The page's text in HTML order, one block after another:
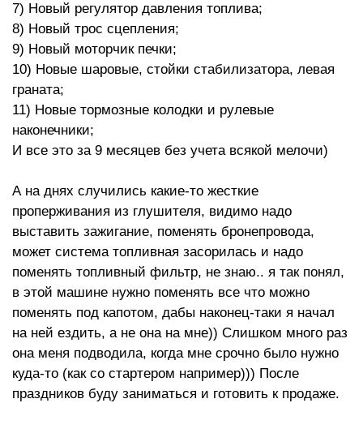
7) Новый регулятор давления топлива;
8) Новый трос сцепления;
9) Новый моторчик печки;
10) Новые шаровые, стойки стабилизатора, левая
граната;
11) Новые тормозные колодки и рулевые
наконечники;
И все это за 9 месяцев без учета всякой мелочи)
А на днях случились какие-то жесткие
проперживания из глушителя, видимо надо
выставить зажигание, поменять бронепровода,
может система топливная засорилась и надо
поменять топливный фильтр, не знаю.. я так понял,
в этой машине нужно поменять все что можно
поменять под капотом, дабы наконец-таки я начал
на ней ездить, а не она на мне)) Слишком много раз
она меня подводила, когда мне срочно было нужно
куда-то (как со стартером например))) После
праздников буду заниматься и готовить к продаже.